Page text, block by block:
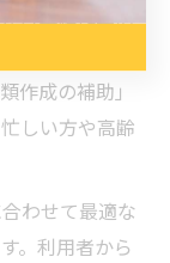
ら事務作業の
きるのが特徴
作成の補助」
しい方や高齢
わせて最適な
。利用者から